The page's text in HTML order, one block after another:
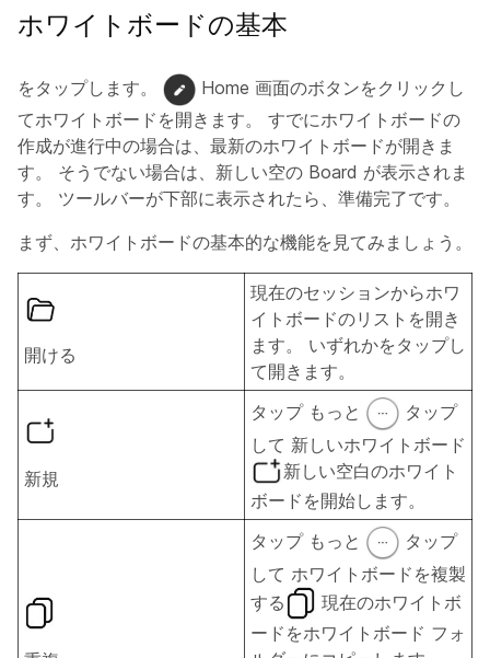
ホワイトボードの基本
をタップします。
Home 画面のボタンをクリックし
てホワイトボードを開きます。 すでにホワイトボードの
作成が進行中の場合は、最新のホワイトボードが開きま
す。 そうでない場合は、新しい空の Board が表示されま
す。 ツールバーが下部に表示されたら、準備完了です。
まず、ホワイトボードの基本的な機能を見てみましょう。
開ける
現在のセッションからホワ
イトボードのリストを開き
ます。 いずれかをタップし
て開きます。
新規
タップ もっと
タップ
して 新しいホワイトボード
新しい空白のホワイト
ボードを開始します。
タップ もっと
タップ
して ホワイトボードを複製
する
現在のホワイトボ
ードをホワイトボード フォ